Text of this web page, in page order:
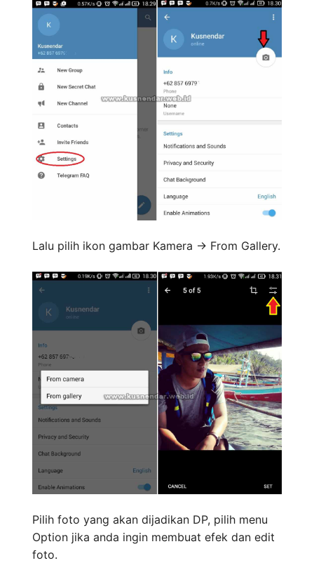
Lalu pilih ikon gambar Kamera -> From Gallery.
Pilih foto yang akan dijadikan DP, pilih menu
Option jika anda ingin membuat efek dan edit
foto.